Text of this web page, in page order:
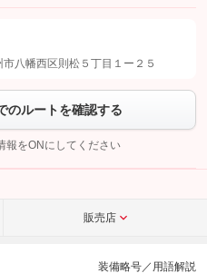
ち追加してから「許可する」ボタンを押
プして問い合わせを
八幡西区則松５丁目１ー２５
のルートを確認する
報をONにしてください
販売店
装備略号／用語解説